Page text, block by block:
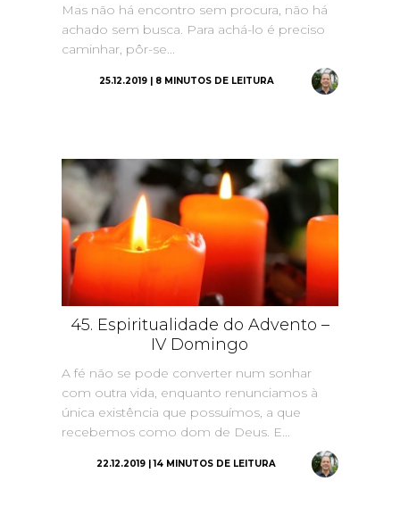
Mas não há encontro sem procura, não há
achado sem busca. Para achá-lo é preciso
caminhar, pôr-se...
25.12.2019 | 8 MINUTOS DE LEITURA
45. Espiritualidade do Advento –
IV Domingo
A fé não se pode converter num sonhar
com outra vida, enquanto renunciamos à
única existência que possuímos, a que
recebemos como dom de Deus. E...
22.12.2019 | 14 MINUTOS DE LEITURA